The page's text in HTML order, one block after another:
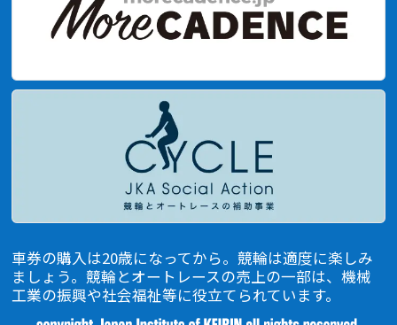
車券の購入は20歳になってから。競輪は適度に楽しみ
ましょう。競輪とオートレースの売上の一部は、機械
⼯業の振興や社会福祉等に役⽴てられています。